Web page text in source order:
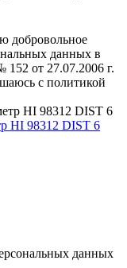
добровольное
данных в
152 от 27.07.2006 г.
с политикой
HI 98312 DIST 6
данных